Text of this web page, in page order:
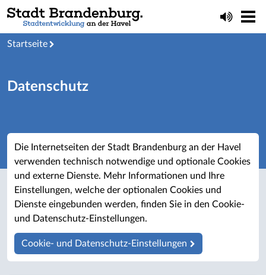
Startseite
Datenschutz
Die Internetseiten der Stadt Brandenburg an der Havel
verwenden technisch notwendige und optionale Cookies
und externe Dienste. Mehr Informationen und Ihre
Einstellungen, welche der optionalen Cookies und
Dienste eingebunden werden, finden Sie in den Cookie-
und Datenschutz-Einstellungen.
Cookie- und Datenschutz-Einstellungen